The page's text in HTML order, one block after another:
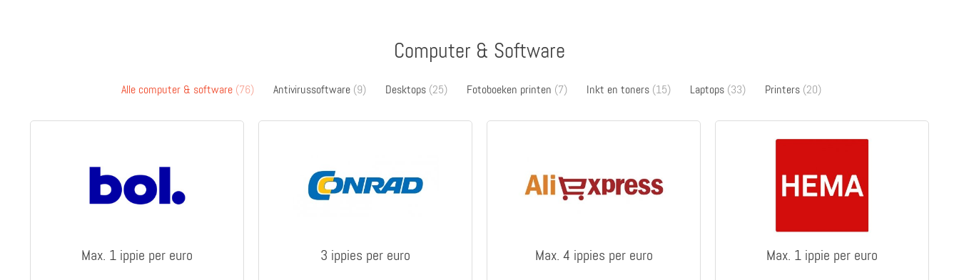
Computer & Software
Alle computer & software (76) Antivirussoftware (9) Desktops (25) Fotoboeken printen (7) Inkt en toners (15) Laptops (33) Printers (20)
Max. 1 ippie per euro 3 ippies per euro Max. 4 ippies per euro Max. 1 ippie per euro